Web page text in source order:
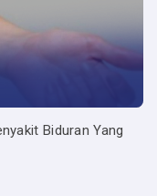
Biduran Yang